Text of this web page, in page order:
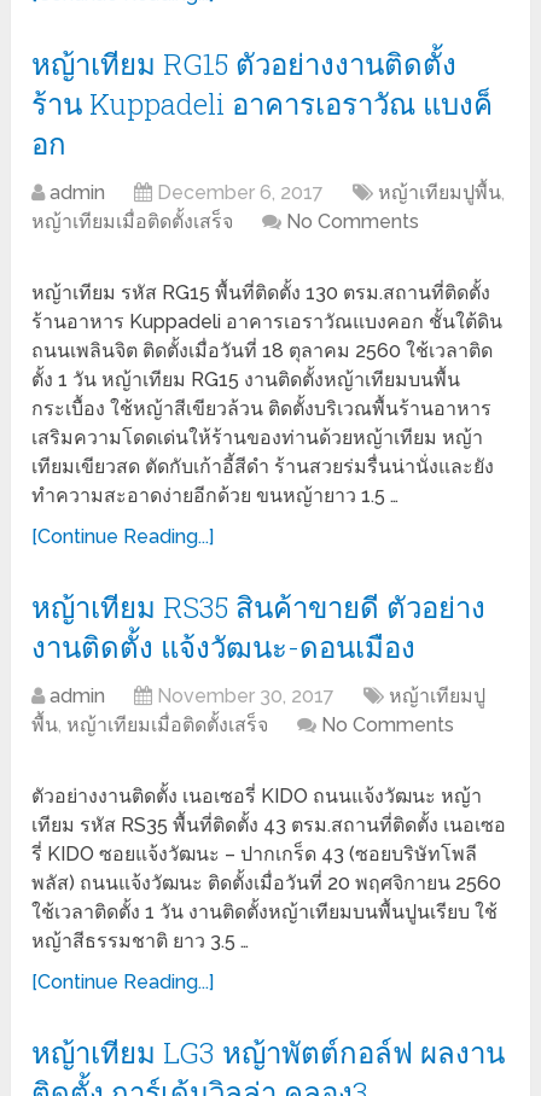
หญ้าเทียม RG15 ตัวอย่างงานติดตั้ง
ร้าน Kuppadeli อาคารเอราวัณ แบงค็
อก
admin December 6, 2017 หญ้าเทียมปูพื้น,
หญ้าเทียมเมื่อติดตั้งเสร็จ
No Comments
หญ้าเทียม รหัส RG15 พื้นที่ติดตั้ง 130 ตรม.สถานที่ติดตั้ง
ร้านอาหาร Kuppadeli อาคารเอราวัณแบงคอก ชั้นใต้ดิน
ถนนเพลินจิต ติดตั้งเมื่อวันที่ 18 ตุลาคม 2560 ใช้เวลาติด
ตั้ง 1 วัน หญ้าเทียม RG15 งานติดตั้งหญ้าเทียมบนพื้น
กระเบื้อง ใช้หญ้าสีเขียวล้วน ติดตั้งบริเวณพื้นร้านอาหาร
เสริมความโดดเด่นให้ร้านของท่านด้วยหญ้าเทียม หญ้า
เทียมเขียวสด ตัดกับเก้าอี้สีดำ ร้านสวยร่มรื่นน่านั่งและยัง
ทำความสะอาดง่ายอีกด้วย ขนหญ้ายาว 1.5 …
[Continue Reading...]
หญ้าเทียม RS35 สินค้าขายดี ตัวอย่าง
งานติดตั้ง แจ้งวัฒนะ-ดอนเมือง
admin November 30, 2017
หญ้าเทียมปู
พื้น, หญ้าเทียมเมื่อติดตั้งเสร็จ No Comments
ตัวอย่างงานติดตั้ง เนอเซอรี่ KIDO ถนนแจ้งวัฒนะ หญ้า
เทียม รหัส RS35 พื้นที่ติดตั้ง 43 ตรม.สถานที่ติดตั้ง เนอเซอ
รี่ KIDO ซอยแจ้งวัฒนะ – ปากเกร็ด 43 (ซอยบริษัทโพลี
พลัส) ถนนแจ้งวัฒนะ ติดตั้งเมื่อวันที่ 20 พฤศจิกายน 2560
ใช้เวลาติดตั้ง 1 วัน งานติดตั้งหญ้าเทียมบนพื้นปูนเรียบ ใช้
หญ้าสีธรรมชาติ ยาว 3.5 …
[Continue Reading...]
หญ้าเทียม LG3 หญ้าพัตต์กอล์ฟ ผลงาน